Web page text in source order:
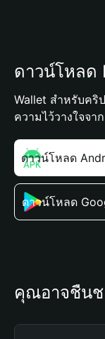
ดาวน์โหลด
Wallet สำหรับคริ
ความไว้วางใจจ
ดาวน์โหลด
ดาวน์โหลด
คุณอาจชื่นช